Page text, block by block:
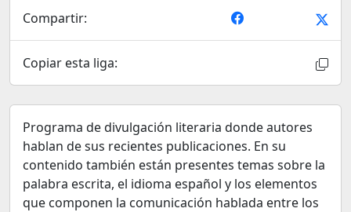
Compartir:
Copiar esta liga:
Programa de divulgación literaria donde autores
hablan de sus recientes publicaciones. En su
contenido también están presentes temas sobre la
palabra escrita, el idioma español y los elementos
que componen la comunicación hablada entre los